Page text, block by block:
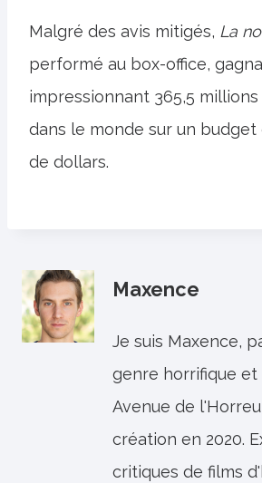
Malgré des avis mitigés, La
performé au box-office,
impressionnant 365,5
dans le monde sur un budget
de dollars.
Maxence
Je suis Maxence,
genre horrifique
Avenue de
création en 2020.
critiques de films